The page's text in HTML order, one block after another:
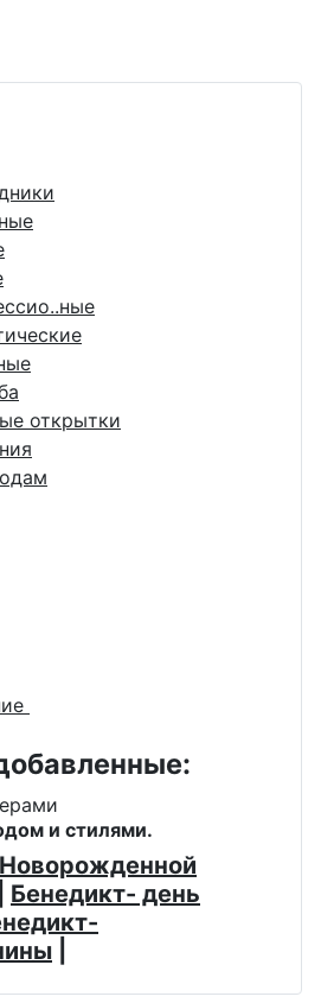
открытки
и стилями.
Бенедикт- день